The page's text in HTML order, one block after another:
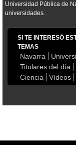
Universidad Pública de
universidades.
SI TE INTERESÓ
TEMAS
Navarra
Titulares del día
Ciencia
Vídeos